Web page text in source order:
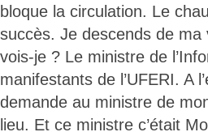
bloque la circulation. Le
succès. Je descends de ma
vois-je ? Le ministre de
manifestants de l’UFERI. A
demande au ministre de
lieu. Et ce ministre c’était